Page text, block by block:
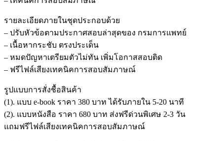
รายละเอียดภายในชุดประกอบด้วย
– ปรับหัวข้อตามประกาศสอบล่าสุดของ กรมการแพทย์
– เนื้อหากระชับ ตรงประเด็น
– หมดปัญหาเตรียมตัวไม่ทัน เพิ่มโอกาสสอบติด
– ฟรีไฟล์เสียงเทคนิคการสอบสัมภาษณ์
รูปแบบการสั่งชื้อสินค้า
(1). แบบ e-book ราคา 380 บาท ได้รับภายใน 5-20 นาที
(2). แบบหนังสือ ราคา 680 บาท ส่งฟรีด่วนพิเศษ 2-3 วัน
แถมฟรีไฟล์เสียงเทคนิคการสอบสัมภาษณ์